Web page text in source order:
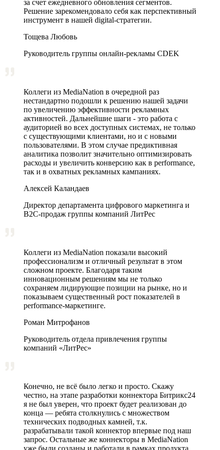
за счет ежедневного обновления сегментов.
Решение зарекомендовало себя как перспективный
инструмент в нашей digital-стратегии.
Тощева Любовь
Руководитель группы онлайн-рекламы CDEK
Коллеги из MediaNation в очередной раз
нестандартно подошли к решению нашей задачи
по увеличению эффективности рекламных
активностей. Дальнейшие шаги - это работа с
аудиторией во всех доступных системах, не только
с существующими клиентами, но и с новыми
пользователями. В этом случае предиктивная
аналитика позволит значительно оптимизировать
расходы и увеличить конверсию как в performance,
так и в охватных рекламных кампаниях.
Алексей Каландаев
Директор департамента цифрового маркетинга и
В2С-продаж группы компаний ЛитРес
Коллеги из MediaNation показали высокий
профессионализм и отличный результат в этом
сложном проекте. Благодаря таким
инновационным решениям мы не только
сохраняем лидирующие позиции на рынке, но и
показываем существенный рост показателей в
performance-маркетинге.
Роман Митрофанов
Руководитель отдела привлечения группы
компаний «ЛитРес»
Конечно, не всё было легко и просто. Скажу
честно, на этапе разработки коннектора Битрикс24
я не был уверен, что проект будет реализован до
конца — ребята столкнулись с множеством
технических подводных камней, т.к.
разрабатывали такой коннектор впервые под наш
запрос. Остальные же коннекторы в MediaNation
уже были созданы и работали в рамках продукта